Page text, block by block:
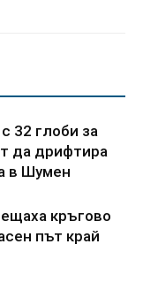
32 глоби за
да дрифтира
в Шумен
кръгово
път край